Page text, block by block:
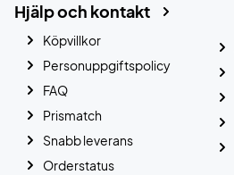
Hjälp och kontakt
Köpvillkor
Personuppgiftspolicy
FAQ
Prismatch
Snabb leverans
Orderstatus